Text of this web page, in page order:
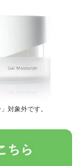
対象外です。